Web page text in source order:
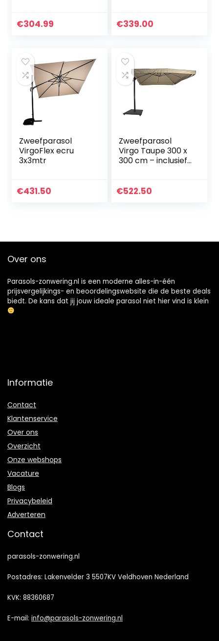
Zonwering
€304.99
Vierkante 270 x
€339.00
Zweefparasol
VirgoFlex ecru
3x3mtr
€431.50
Zweefparasol
Virgo Taupe 300 x
300 cm – inclusief
€522.50
Over ons
Parasols-zonwering.nl is een moderne alles-in-één
prijsvergelijkings- en beoordelingswebsite die de beste deals
biedt. De kans dat jij jouw ideale parasol niet hier vind is klein
Informatie
Contact
Klantenservice
Over ons
Overzicht
Onze webshops
Vacature
Blogs
Privacybeleid
Adverteren
Contact
parasols-zonwering.nl
Postadres: Lakenvelder 3 5507KV Veldhoven Nederland
KVK: 88360687
E-mail: info@parasols-zonwering.nl